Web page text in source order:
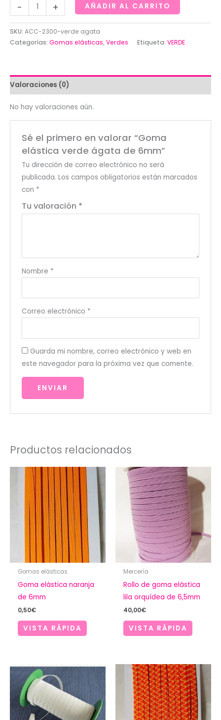
-
elástica
verde
ágata
cantidad
+ AÑADIR AL CARRITO
SKU: ACC-2300-verde agata
Categorías: Gomas elásticas,Verdes Etiqueta: VERDE
Valoraciones (0)
No hay valoraciones aún.
Sé el primero en valorar “Goma
elástica verde ágata de 6mm”
Tu dirección de correo electrónico no será
publicada. Los campos obligatorios están marcados
con *
Tu valoración *
Nombre *
Correo electrónico *
Guarda mi nombre, correo electrónico y web en
este navegador para la próxima vez que comente.
Productos relacionados
Gomas elásticas
Goma elástica naranja
de 6mm
0,50€
VISTA RÁPIDA
Mercería
Rollo de goma elástica
lila orquídea de 6,5mm
40,00€
VISTA RÁPIDA